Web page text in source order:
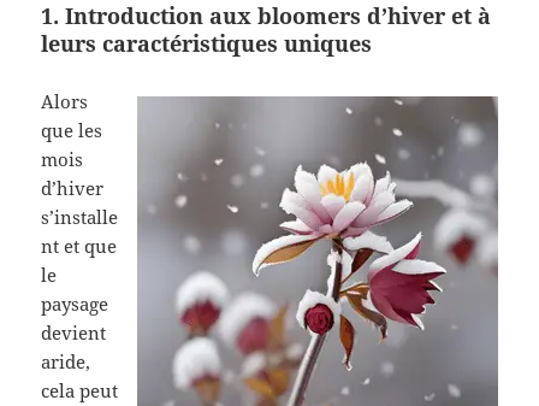
1. Introduction aux bloomers d’hiver et à
leurs caractéristiques uniques
Alors
que les
mois
d’hiver
s’installe
nt et que
le
paysage
devient
aride,
cela peut